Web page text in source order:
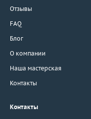
Отзывы
FAQ
Блог
О компании
Наша мастерская
Контакты
Контакты